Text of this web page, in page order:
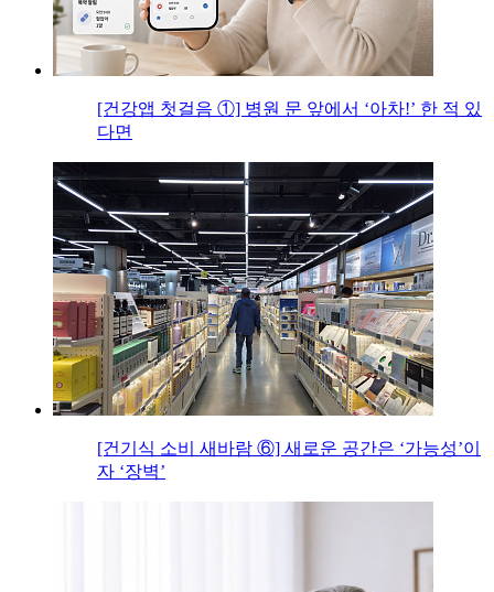
[건강앱 첫걸음 ①] 병원 문 앞에서 ‘아차!’ 한 적 있
다면
[건기식 소비 새바람 ⑥] 새로운 공간은 ‘가능성’이
자 ‘장벽’